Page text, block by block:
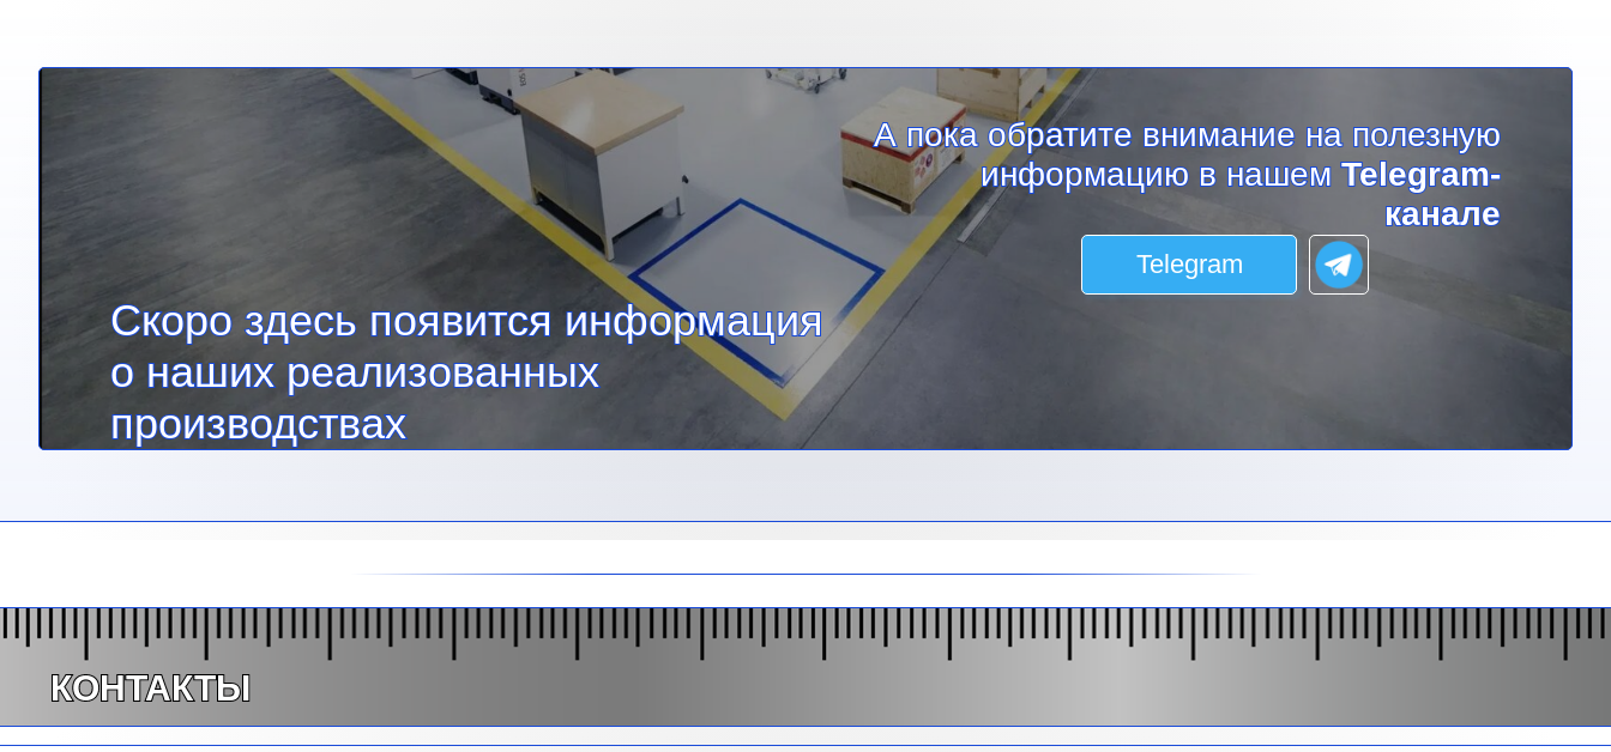
Скоро здесь появится информация
о наших реализованных
производствах
А пока обратите внимание на полезную
информацию в нашемTelegram-
канале
Telegram
КОНТАКТЫ